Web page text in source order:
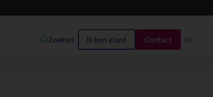
Zoeken Ik ben klant Contact NL